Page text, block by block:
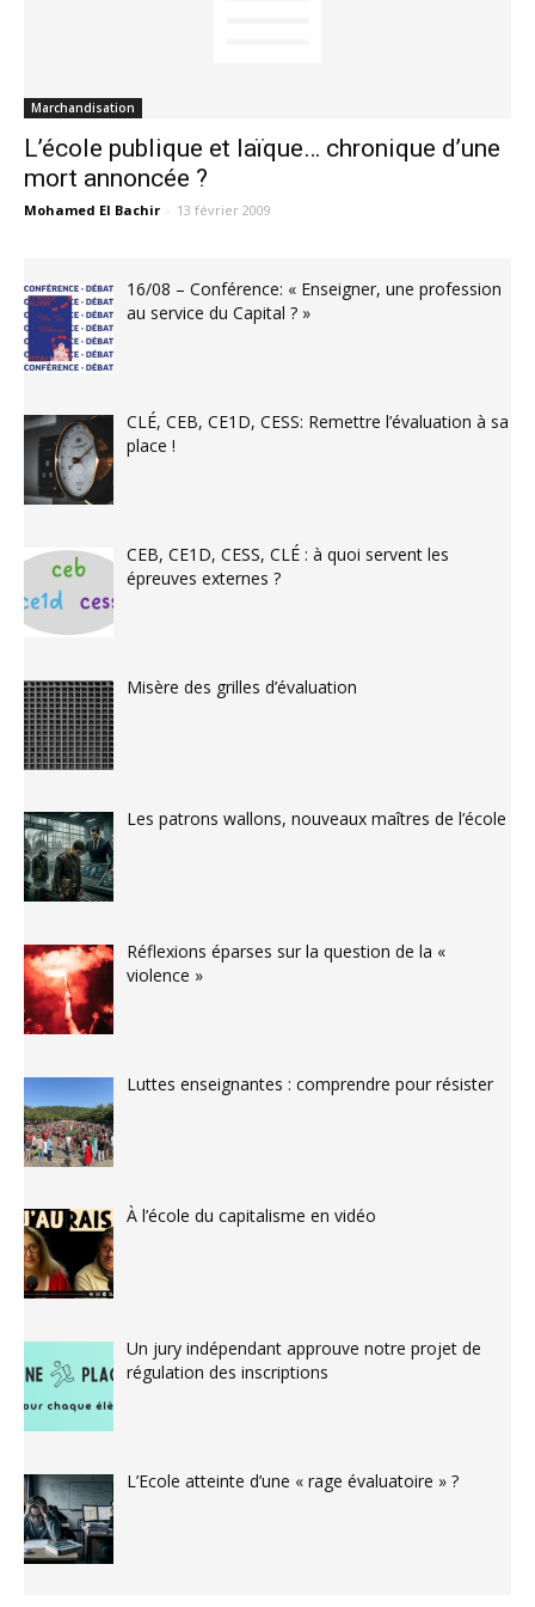
Marchandisation
L’école publique et laïque… chronique d’une
mort annoncée ?
Mohamed El Bachir - 13 février 2009
16/08 – Conférence: « Enseigner, une profession
au service du Capital ? »
CLÉ, CEB, CE1D, CESS: Remettre l’évaluation à sa
place !
CEB, CE1D, CESS, CLÉ : à quoi servent les
épreuves externes ?
Misère des grilles d’évaluation
Les patrons wallons, nouveaux maîtres de l’école
Réflexions éparses sur la question de la «
violence »
Luttes enseignantes : comprendre pour résister
À l’école du capitalisme en vidéo
Un jury indépendant approuve notre projet de
régulation des inscriptions
L’Ecole atteinte d’une « rage évaluatoire » ?